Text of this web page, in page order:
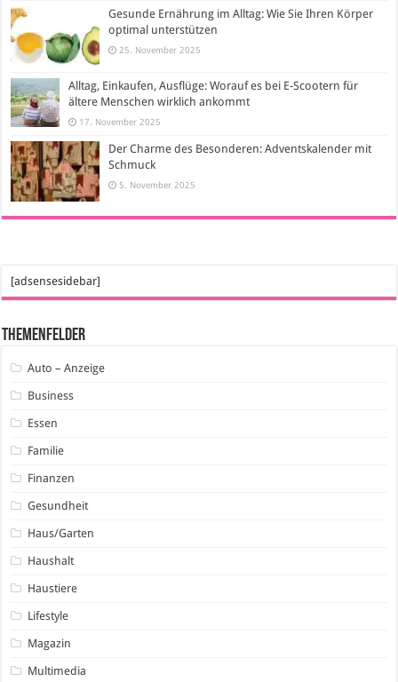
Gesunde Ernährung im Alltag: Wie Sie Ihren Körper
optimal unterstützen
25. November 2025
Alltag, Einkaufen, Ausflüge: Worauf es bei E-Scootern für
ältere Menschen wirklich ankommt
17. November 2025
Der Charme des Besonderen: Adventskalender mit
Schmuck
5. November 2025
[adsensesidebar]
Themenfelder
Auto – Anzeige
Business
Essen
Familie
Finanzen
Gesundheit
Haus/Garten
Haushalt
Haustiere
Lifestyle
Magazin
Multimedia